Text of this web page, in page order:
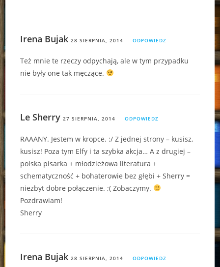
Irena Bujak 28 SIERPNIA, 2014 ODPOWIEDZ
Też mnie te rzeczy odpychają, ale w tym przypadku
nie były one tak męczące.
Le Sherry 27 SIERPNIA, 2014 ODPOWIEDZ
RAAANY. Jestem w kropce. :/ Z jednej strony – kusisz,
kusisz! Poza tym Elfy i ta szybka akcja… A z drugiej –
polska pisarka + młodzieżowa literatura +
schematyczność + bohaterowie bez głębi + Sherry =
niezbyt dobre połączenie. ;( Zobaczymy.
Pozdrawiam!
Sherry
Irena Bujak 28 SIERPNIA, 2014 ODPOWIEDZ